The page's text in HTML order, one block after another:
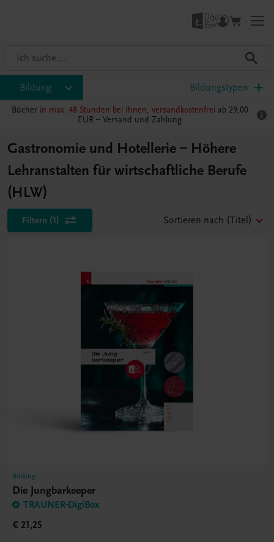
Bildung Bildungstypen
Bücher in max. 48 Stunden bei Ihnen, versandkostenfrei ab 29,00
EUR – Versand und Zahlung
Gastronomie und Hotellerie – Höhere
Lehranstalten für wirtschaftliche Berufe
(HLW)
Filtern (1) Sortieren nach (Titel)
Bildung
Die Jungbarkeeper
TRAUNER-DigiBox
€ 21,25